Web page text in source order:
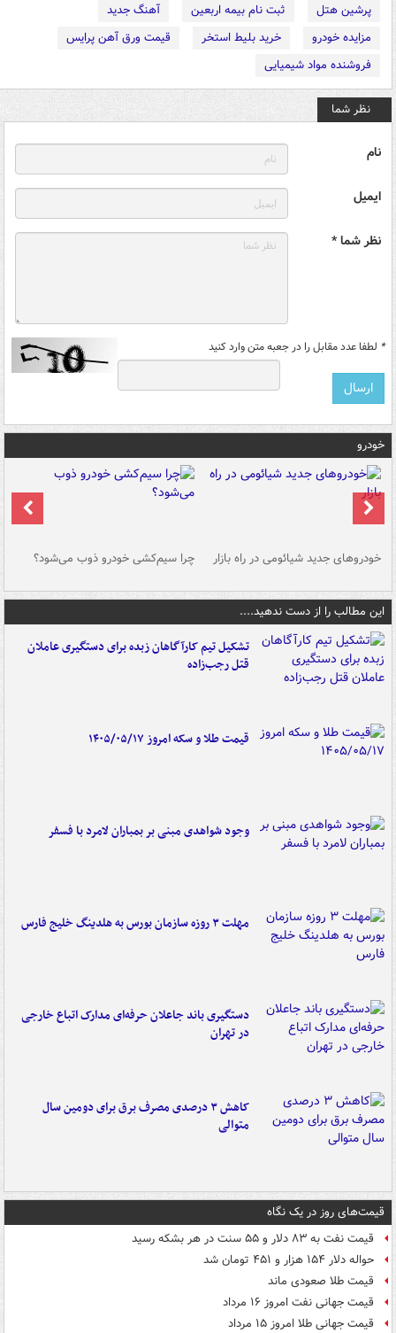
پرشین هتل
ثبت نام بیمه اربعین
آهنگ جدید
مزایده خودرو
خرید بلیط استخر
قیمت ورق آهن پرایس
فروشنده مواد شیمیایی
نظر شما
نام
ایمیل
نظر شما *
* لطفا عدد مقابل را در جعبه متن وارد کنید
خودرو
خودروهای جدید شیائومی در راه بازار چرا سیم‌کشی خودرو ذوب می‌شود؟
این مطالب را از دست ندهید....
تشکیل تیم کارآگاهان زبده برای دستگیری عاملان
قتل رجب‌زاده
قیمت طلا و سکه امروز ۱۴۰۵/۰۵/۱۷
وجود شواهدی مبنی بر بمباران لامرد با فسفر
مهلت ۳ روزه سازمان بورس به هلدینگ خلیج فارس
دستگیری باند جاعلان حرفه‌ای مدارک اتباع خارجی
در تهران
کاهش ۳ درصدی مصرف برق برای دومین سال
متوالی
قیمت‌های روز در یک نگاه
قیمت نفت به ۸۳ دلار و ۵۵ سنت در هر بشکه رسید
حواله دلار ۱۵۴ هزار و ۴۵۱ تومان شد
قیمت طلا صعودی ماند
قیمت جهانی نفت امروز ۱۶ مرداد
قیمت جهانی طلا امروز ۱۵ مرداد